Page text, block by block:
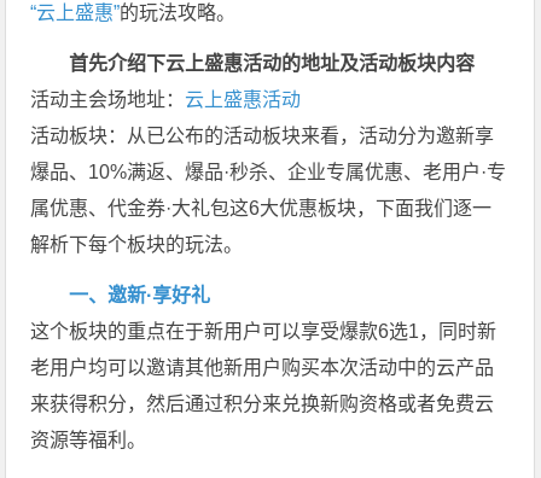
“云上盛惠”的玩法攻略。
首先介绍下云上盛惠活动的地址及活动板块内容
活动主会场地址： 云上盛惠活动
活动板块：从已公布的活动板块来看，活动分为邀新享
爆品、10%满返、爆品·秒杀、企业专属优惠、老用户·专
属优惠、代金券·大礼包这6大优惠板块，下面我们逐一
解析下每个板块的玩法。
一、邀新·享好礼
这个板块的重点在于新用户可以享受爆款6选1，同时新
老用户均可以邀请其他新用户购买本次活动中的云产品
来获得积分，然后通过积分来兑换新购资格或者免费云
资源等福利。